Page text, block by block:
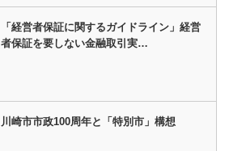
「経営者保証に関するガイドライン」経営
者保証を要しない金融取引実…
川崎市市政100周年と「特別市」構想